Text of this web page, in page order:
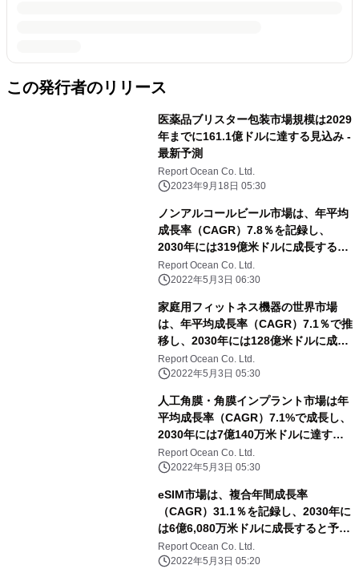
この発行者のリリース
医薬品ブリスター包装市場規模は2029
年までに161.1億ドルに達する見込み -
最新予測
Report Ocean Co. Ltd.
2023年9月18日 05:30
ノンアルコールビール市場は、年平均
成長率（CAGR）7.8％を記録し、
2030年には319億米ドルに成長すると
予測される
Report Ocean Co. Ltd.
2022年5月3日 06:30
家庭用フィットネス機器の世界市場
は、年平均成長率（CAGR）7.1％で推
移し、2030年には128億米ドルに成長
すると予測
Report Ocean Co. Ltd.
2022年5月3日 05:30
人工角膜・角膜インプラント市場は年
平均成長率（CAGR）7.1%で成長し、
2030年には7億140万米ドルに達する
と予測される
Report Ocean Co. Ltd.
2022年5月3日 05:30
eSIM市場は、複合年間成長率
（CAGR）31.1％を記録し、2030年に
は6億6,080万米ドルに成長すると予測
される
Report Ocean Co. Ltd.
2022年5月3日 05:20